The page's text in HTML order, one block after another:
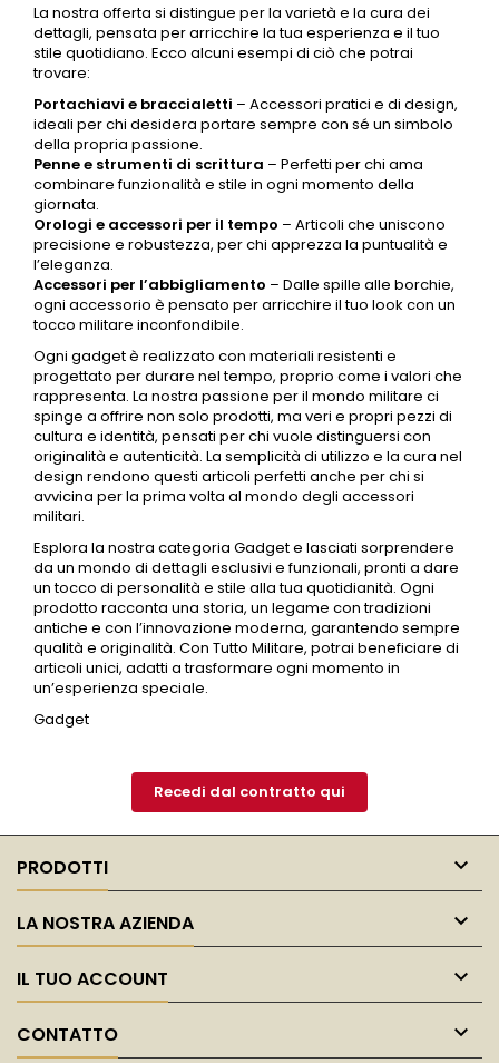
La nostra offerta si distingue per la varietà e la cura dei
dettagli, pensata per arricchire la tua esperienza e il tuo
stile quotidiano. Ecco alcuni esempi di ciò che potrai
trovare:
Portachiavi e braccialetti – Accessori pratici e di design,
ideali per chi desidera portare sempre con sé un simbolo
della propria passione.
Penne e strumenti di scrittura – Perfetti per chi ama
combinare funzionalità e stile in ogni momento della
giornata.
Orologi e accessori per il tempo – Articoli che uniscono
precisione e robustezza, per chi apprezza la puntualità e
l’eleganza.
Accessori per l’abbigliamento – Dalle spille alle borchie,
ogni accessorio è pensato per arricchire il tuo look con un
tocco militare inconfondibile.
Ogni gadgetè realizzato con materiali resistenti e
progettato per durare nel tempo, proprio come i valori che
rappresenta. La nostra passione per il mondo militare ci
spinge a offrire non solo prodotti, ma veri e propri pezzi di
cultura e identità, pensati per chi vuole distinguersi con
originalità e autenticità. La semplicità di utilizzo e la cura nel
design rendono questi articoli perfetti anche per chi si
avvicina per la prima volta al mondo degli accessori
militari.
Esplora la nostra categoria Gadget e lasciati sorprendere
da un mondo di dettagli esclusivi e funzionali, pronti a dare
un tocco di personalità e stile alla tua quotidianità. Ogni
prodotto racconta una storia, un legame con tradizioni
antiche e con l’innovazione moderna, garantendo sempre
qualità e originalità. Con Tutto Militare, potrai beneficiare di
articoli unici, adatti a trasformare ogni momento in
un’esperienza speciale.
Gadget
Recedi dal contratto qui
PRODOTTI 
LA NOSTRA AZIENDA 
IL TUO ACCOUNT 
CONTATTO 